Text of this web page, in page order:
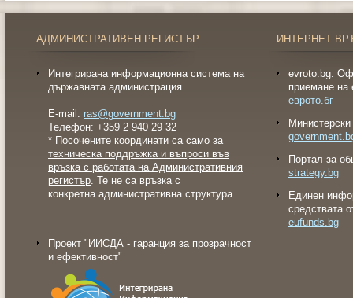
АДМИНИСТРАТИВЕН РЕГИСТЪР
Интегрирана информационна система на
държавната администрация
E-mail: ras@government.bg
Телефон: +359 2 940 29 32
* Посочените координати са само за
техническа поддръжка и въпроси във
връзка с работата на Административния
регистър. Те не са връзка с
конкретна административна структура.
Проект "ИИСДА - гаранция за прозрачност
и ефективност"
ИНТЕРНЕТ
evroto.bg:
приемане на
еврото.бг
Портал за
strategy.bg
Eдинен
средствата
eufunds.bg